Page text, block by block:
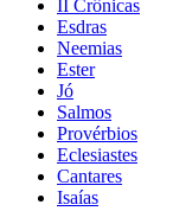
II Crônicas
Esdras
Neemias
Ester
Jó
Salmos
Provérbios
Eclesiastes
Cantares
Isaías